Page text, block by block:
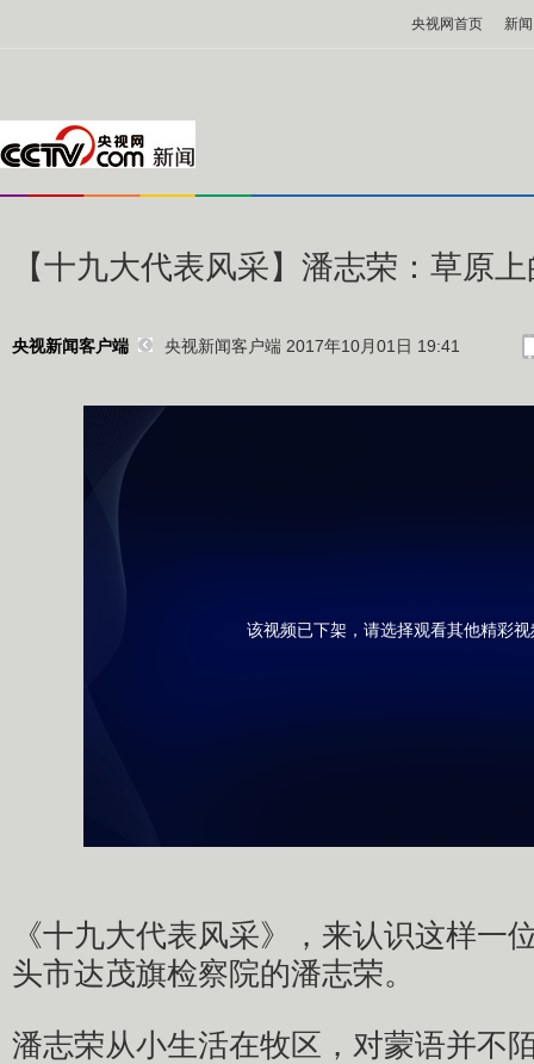
央视网首页 新闻
【十九大代表风采】潘志荣：草原
央视新闻客户端 央视新闻客户端 2017年10月01日 19:41
该视频已下架，请选择观看其他精彩视
《十九大代表风采》，来认识这样
头市达茂旗检察院的潘志荣。
潘志荣从小生活在牧区，对蒙语并不